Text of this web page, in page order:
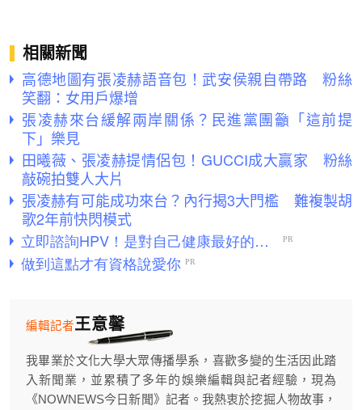
相關新聞
高德地圖有張凌赫語音包！武安侯親自帶路 粉絲
笑翻：女用戶爆增
張凌赫來台緩解兩岸關係？民進黨團籲「這前提
下」樂見
田曦薇、張凌赫提情侶包！GUCCI成大贏家 粉絲
敲碗拍雙人大片
張凌赫有可能成功來台？內行揭3大門檻 難複製胡
歌2年前快閃模式
王意馨
編輯記者
我畢業於文化大學大眾傳播學系，喜歡多變的生活因此踏
入新聞業，並累積了多年的娛樂編輯與記者經驗，現為
《NOWNEWS今日新聞》記者。我熱衷於挖掘人物故事，